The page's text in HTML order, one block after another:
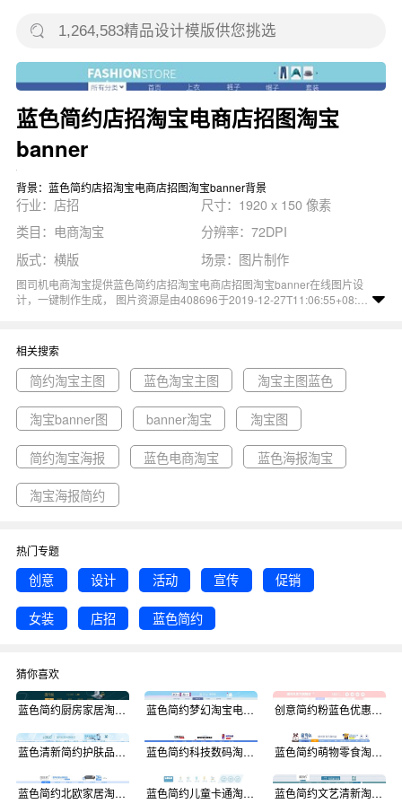
蓝色简约店招淘宝电商店招图淘宝
banner
背景：蓝色简约店招淘宝电商店招图淘宝banner背景
行业：店招
尺寸：1920 x 150 像素
类目：电商淘宝
分辨率：72DPI
版式：横版
场景：图片制作
图司机电商淘宝提供蓝色简约店招淘宝电商店招图淘宝banner在线图片设
计，一键制作生成， 图片资源是由408696于2019-12-27T11:06:55+08:00
意, 女装, 设计, 活动主题。 主要用于店招行业，为您推荐与蓝色简约店招淘
宝电商店招图淘宝banner相关的专题简约淘宝主图, 蓝色淘宝主图, 淘宝主
图蓝色等优质图片模板资源。
相关搜索
简约淘宝主图 蓝色淘宝主图 淘宝主图蓝色
淘宝banner图 banner淘宝 淘宝图
简约淘宝海报 蓝色电商淘宝 蓝色海报淘宝
淘宝海报简约
热门专题
创意 设计 活动 宣传 促销
女装 店招 蓝色简约
猜你喜欢
蓝色简约厨房家居淘宝电商店招图淘宝banner 蓝色简约梦幻淘宝电商店招图淘宝banner 创意简约粉蓝色优惠券淘宝电商店招图淘宝banner
蓝色清新简约护肤品淘宝电商店招图淘宝banner 蓝色简约科技数码淘宝电商店招图淘宝banner 蓝色简约萌物零食淘宝电商店招图淘宝banner
蓝色简约北欧家居淘宝电商店招图淘宝banner 蓝色简约儿童卡通淘宝电商店招图淘宝banner 蓝色简约文艺清新淘宝电商店招图淘宝banner